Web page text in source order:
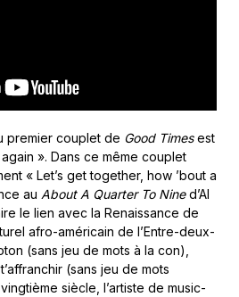
premier couplet de Good Timesest
». Dans ce même couplet
« Let’s get together, how ’bout a
au About A Quarter To Nined’Al
le lien avec la Renaissance de
afro-américain de l’Entre-deux-
(sans jeu de mots à la con),
(sans jeu de mots
siècle, l’artiste de music-